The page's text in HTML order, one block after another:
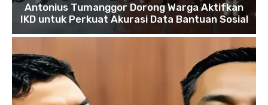
Antonius Tumanggor Dorong Warga Aktifkan
IKD untuk Perkuat Akurasi Data Bantuan Sosial